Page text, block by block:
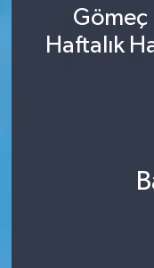
Gömeç
Haftalık
Haber Arşivi